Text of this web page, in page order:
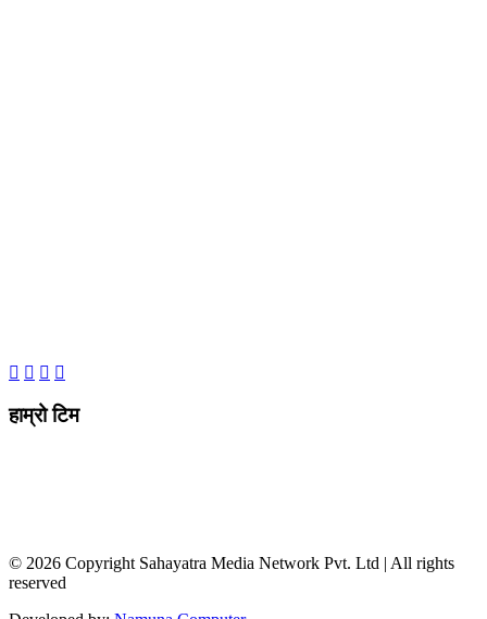
हाम्रो टिम
© 2026 Copyright Sahayatra Media Network Pvt. Ltd | All rights
reserved